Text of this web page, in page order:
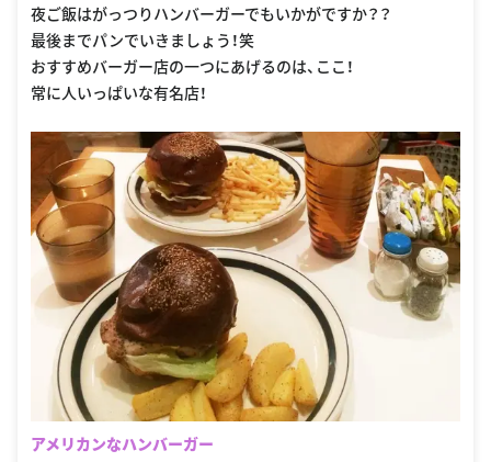
夜ご飯はがっつりハンバーガーでもいかがですか？？
最後までパンでいきましょう！笑
おすすめバーガー店の一つにあげるのは、ここ！
常に人いっぱいな有名店！
アメリカンなハンバーガー